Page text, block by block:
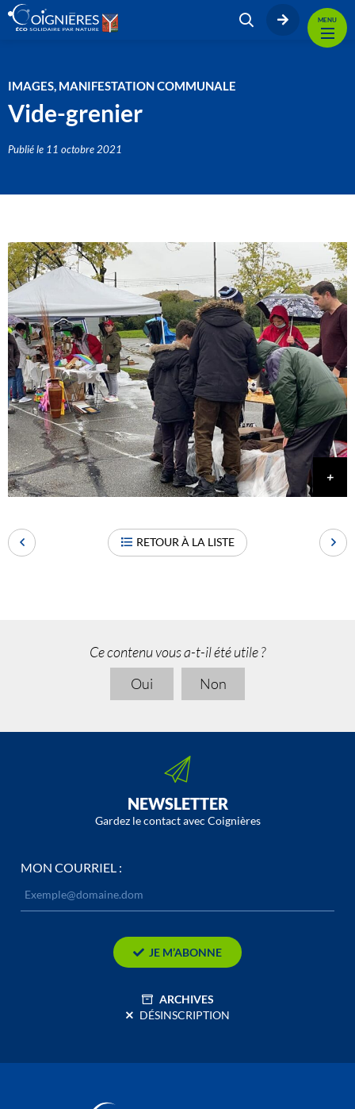
MENU
IMAGES, MANIFESTATION COMMUNALE
Vide-grenier
Publié le 11 octobre 2021
RETOUR À LA LISTE
Ce contenu vous a-t-il été utile ?
Oui
Non
NEWSLETTER
Gardez le contact avec Coignières
MON COURRIEL :
JE M’ABONNE
ARCHIVES
DÉSINSCRIPTION